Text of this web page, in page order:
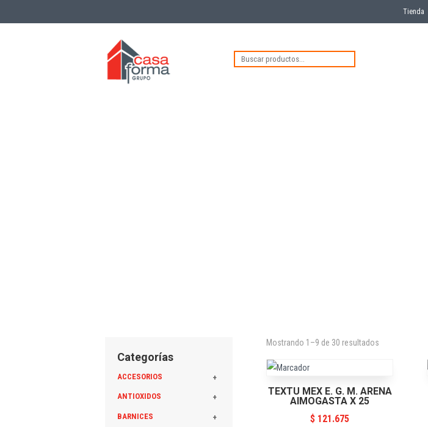
Tienda
Buscar
Categorías
+
ACCESORIOS
+
ANTIOXIDOS
+
BARNICES
Mostrando 1–9 de 30 resultados
TEXTU MEX E. G. M. ARENA
AIMOGASTA X 25
$ 121.675